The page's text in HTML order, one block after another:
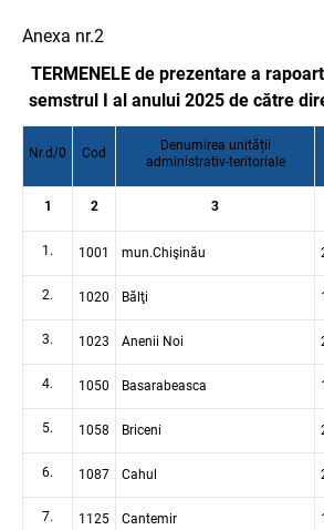
Anexa nr.2
TERMENELE de prezentare a
semstrul I al anului 2025 de către
Nr.d/0 Cod
Denumirea unității
administrativ-teritoriale
1 2 3
1. 1001 mun.Chişinău
2. 1020 Bălţi
3. 1023 Anenii Noi
4. 1050 Basarabeasca
5. 1058 Briceni
6. 1087 Cahul
7. 1125 Cantemir